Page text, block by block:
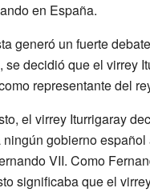
en España.
generó un fuerte
se decidió que el virrey
representante del
el virrey Iturrigaray
gobierno
VII. Como
significaba que el